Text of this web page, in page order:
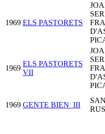
1969 ELS PASTORETS
1969
ELS PASTORETS
VII
1969 GENTE BIEN_III